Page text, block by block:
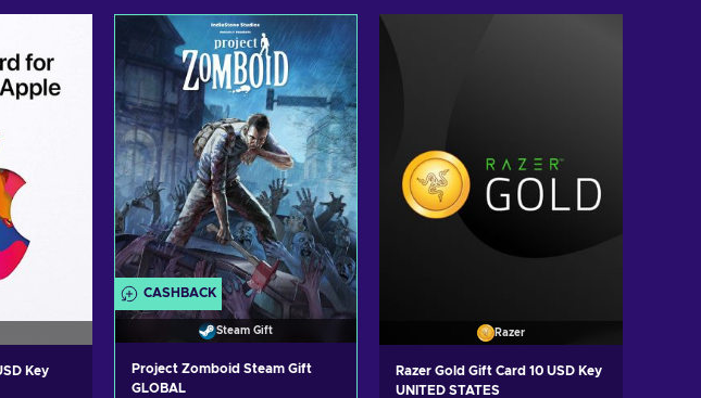
Key
CASHBACK
Steam Gift
Project Zomboid Steam Gift
GLOBAL
Razer
Razer Gold Gift Card 10 USD Key
UNITED STATES